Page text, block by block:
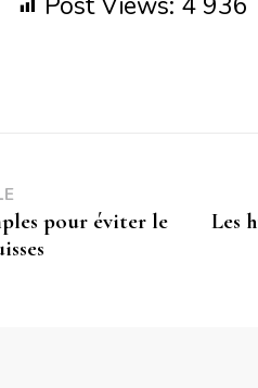
pour éviter le
Les